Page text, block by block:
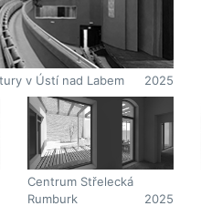
v Ústí nad Labem 2025
Centrum Střelecká
Rumburk
2025